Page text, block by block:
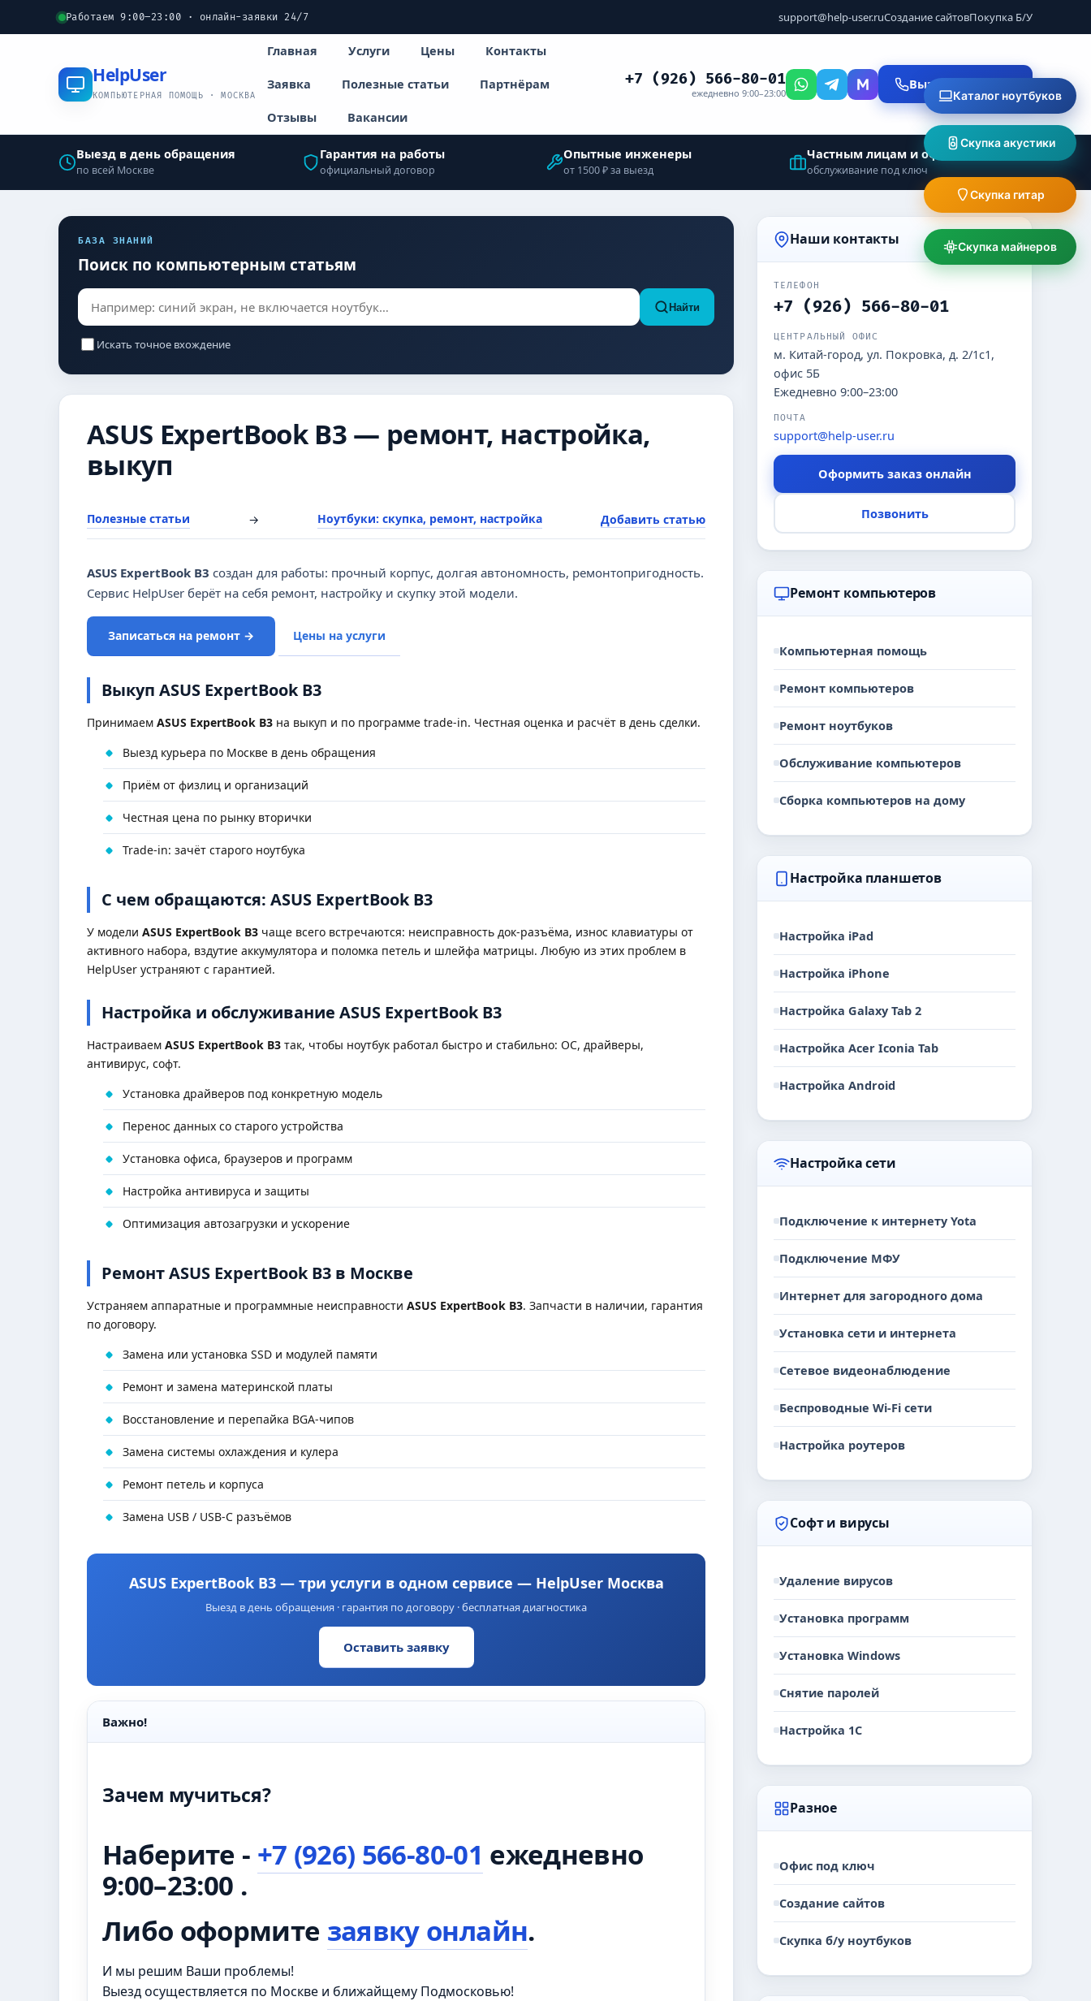
Работаем 9:00–23:00 · онлайн-заявки 24/7 support@help-user.ruСоздание сайтовПокупка Б/У
HelpUser
КОМПЬЮТЕРНАЯ ПОМОЩЬ · МОСКВА
Главная Услуги Цены Контакты
Заявка Полезные статьи Партнёрам
Отзывы Вакансии
+7 (926) 566-80-01
ежедневно 9:00–23:00
Вызвать мастера
Выезд в день обращения
по всей Москве
Гарантия на работы
официальный договор
Опытные инженеры
от 1500 ₽ за выезд
Частным лицам и офисам
обслуживание под ключ
БАЗА ЗНАНИЙ
Поиск по компьютерным статьям
Найти
Искать точное вхождение
ASUS ExpertBook B3 — ремонт, настройка,
выкуп
Полезные статьи → Ноутбуки: скупка, ремонт, настройка Добавить статью
ASUS ExpertBook B3 создан для работы: прочный корпус, долгая автономность, ремонтопригодность.
Сервис HelpUser берёт на себя ремонт, настройку и скупку этой модели.
Записаться на ремонт → Цены на услуги
Выкуп ASUS ExpertBook B3
Принимаем ASUS ExpertBook B3 на выкуп и по программе trade-in. Честная оценка и расчёт в день сделки.
Выезд курьера по Москве в день обращения
Приём от физлиц и организаций
Честная цена по рынку вторички
Trade-in: зачёт старого ноутбука
С чем обращаются: ASUS ExpertBook B3
У модели ASUS ExpertBook B3 чаще всего встречаются: неисправность док-разъёма, износ клавиатуры от
активного набора, вздутие аккумулятора и поломка петель и шлейфа матрицы. Любую из этих проблем в
HelpUser устраняют с гарантией.
Настройка и обслуживание ASUS ExpertBook B3
Настраиваем ASUS ExpertBook B3 так, чтобы ноутбук работал быстро и стабильно: ОС, драйверы,
антивирус, софт.
Установка драйверов под конкретную модель
Перенос данных со старого устройства
Установка офиса, браузеров и программ
Настройка антивируса и защиты
Оптимизация автозагрузки и ускорение
Ремонт ASUS ExpertBook B3 в Москве
Устраняем аппаратные и программные неисправности ASUS ExpertBook B3. Запчасти в наличии, гарантия
по договору.
Замена или установка SSD и модулей памяти
Ремонт и замена материнской платы
Восстановление и перепайка BGA-чипов
Замена системы охлаждения и кулера
Ремонт петель и корпуса
Замена USB / USB-C разъёмов
ASUS ExpertBook B3 — три услуги в одном сервисе — HelpUser Москва
Выезд в день обращения · гарантия по договору · бесплатная диагностика
Оставить заявку
Важно!
Зачем мучиться?
Наберите - +7 (926) 566-80-01 ежедневно
9:00–23:00 .
Либо оформите заявку онлайн.
И мы решим Ваши проблемы!
Выезд осуществляется по Москве и ближайщему Подмосковью!
Наши контакты
ТЕЛЕФОН
+7 (926) 566-80-01
ЦЕНТРАЛЬНЫЙ ОФИС
м. Китай-город, ул. Покровка, д. 2/1с1,
офис 5Б
Ежедневно 9:00–23:00
ПОЧТА
support@help-user.ru
Оформить заказ онлайн
Позвонить
Ремонт компьютеров
Компьютерная помощь
Ремонт компьютеров
Ремонт ноутбуков
Обслуживание компьютеров
Сборка компьютеров на дому
Настройка планшетов
Настройка iPad
Настройка iPhone
Настройка Galaxy Tab 2
Настройка Acer Iconia Tab
Настройка Android
Настройка сети
Подключение к интернету Yota
Подключение МФУ
Интернет для загородного дома
Установка сети и интернета
Сетевое видеонаблюдение
Беспроводные Wi-Fi сети
Настройка роутеров
Софт и вирусы
Удаление вирусов
Установка программ
Установка Windows
Снятие паролей
Настройка 1С
Разное
Офис под ключ
Создание сайтов
Скупка б/у ноутбуков
Каталог ноутбуков
Скупка акустики
Скупка гитар
Скупка майнеров